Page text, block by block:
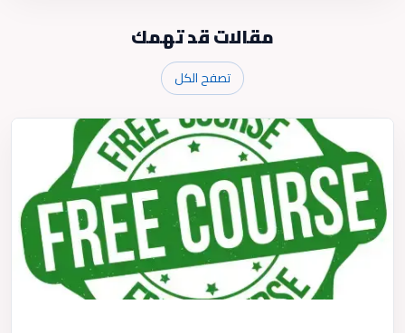
مقالات قد تهمك
تصفح الكل